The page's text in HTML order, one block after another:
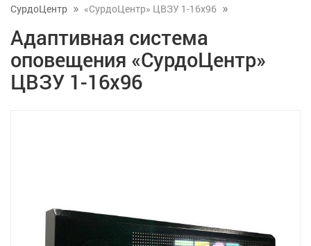
СурдоЦентр
«СурдоЦентр» ЦВЗУ 1-16х96
Адаптивная система
оповещения «СурдоЦентр»
ЦВЗУ 1-16х96